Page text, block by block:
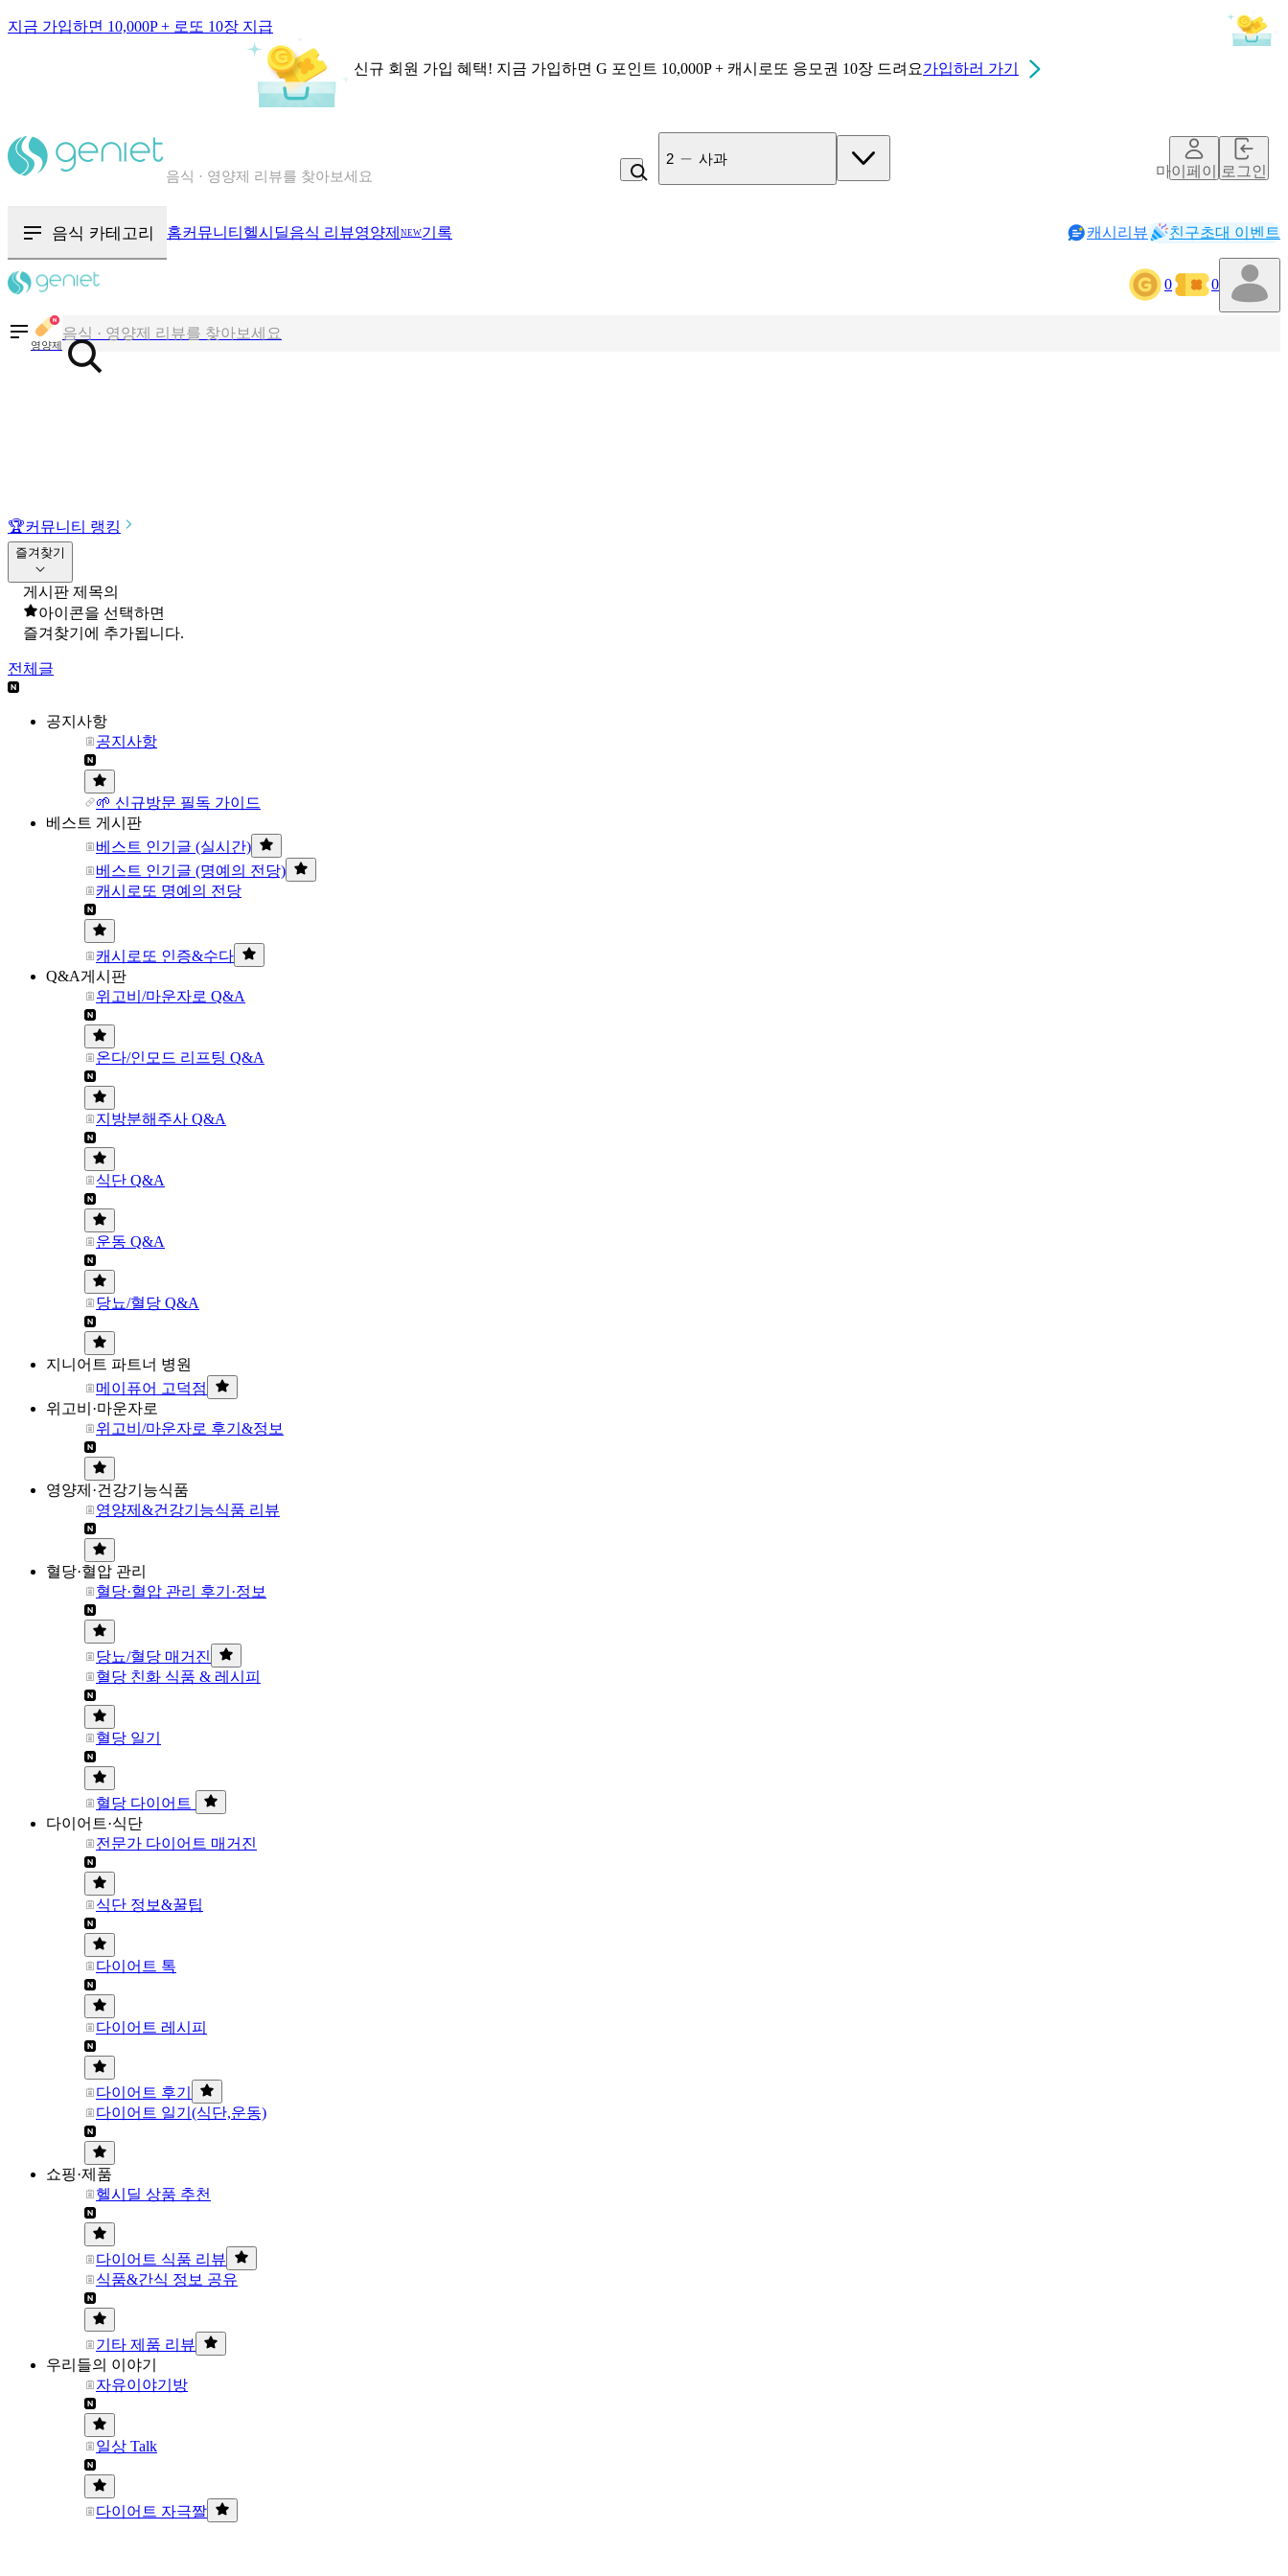
지금 가입하면 10,000P + 로또 10장 지급
신규 회원 가입 혜택! 지금 가입하면 G 포인트 10,000P + 캐시로또 응모권 10장 드려요가입하러 가기
칼로리와 영양성분을 검색해보세요
음식 · 영양제 리뷰를 찾아보세요
3 잡곡밥
마이페이지로그인
음식 카테고리 홈커뮤니티 헬시딜음식 리뷰영양제 NEW기록 캐시리뷰 친구초대 이벤트
0 0
영양제
칼로리와 영양성분을 검색해보세요
음식 · 영양제 리뷰를 찾아보세요
🏆커뮤니티 랭킹
즐겨찾기
게시판 제목의
아이콘을 선택하면
즐겨찾기에 추가됩니다.
전체글
공지사항
공지사항
🌱 신규방문 필독 가이드
베스트 게시판
베스트 인기글 (실시간)
베스트 인기글 (명예의 전당)
캐시로또 명예의 전당
캐시로또 인증&수다
Q&A게시판
위고비/마운자로 Q&A
온다/인모드 리프팅 Q&A
지방분해주사 Q&A
식단 Q&A
운동 Q&A
당뇨/혈당 Q&A
지니어트 파트너 병원
메이퓨어 고덕점
위고비·마운자로
위고비/마운자로 후기&정보
영양제·건강기능식품
영양제&건강기능식품 리뷰
혈당·혈압 관리
혈당·혈압 관리 후기·정보
당뇨/혈당 매거진
혈당 친화 식품 & 레시피
혈당 일기
혈당 다이어트
다이어트·식단
전문가 다이어트 매거진
식단 정보&꿀팁
다이어트 톡
다이어트 레시피
다이어트 후기
다이어트 일기(식단,운동)
쇼핑·제품
헬시딜 상품 추천
다이어트 식품 리뷰
식품&간식 정보 공유
기타 제품 리뷰
우리들의 이야기
자유이야기방
일상 Talk
다이어트 자극짤